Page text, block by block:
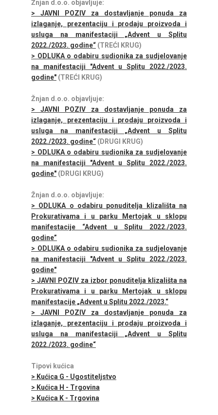
Žnjan d.o.o. objavljuje:
> JAVNI POZIV za dostavljanje ponuda za
izlaganje, prezentaciju i prodaju proizvoda i
usluga na manifestaciji „Advent u Splitu
2022./2023. godine“ (TREĆI KRUG)
> ODLUKA o odabiru sudionika za sudjelovanje
na manifestaciji "Advent u Splitu 2022./2023.
godine" (TREĆI KRUG)
Žnjan d.o.o. objavljuje:
> JAVNI POZIV za dostavljanje ponuda za
izlaganje, prezentaciju i prodaju proizvoda i
usluga na manifestaciji „Advent u Splitu
2022./2023. godine“ (DRUGI KRUG)
> ODLUKA o odabiru sudionika za sudjelovanje
na manifestaciji "Advent u Splitu 2022./2023.
godine" (DRUGI KRUG)
Žnjan d.o.o. objavljuje:
> ODLUKA o odabiru ponuditelja klizališta na
Prokurativama i u parku Mertojak u sklopu
manifestacije “Advent u Splitu 2022./2023.
godine”
> ODLUKA o odabiru sudionika za sudjelovanje
na manifestaciji "Advent u Splitu 2022./2023.
godine"
> JAVNI POZIV za izbor ponuditelja klizališta na
Prokurativama i u parku Mertojak u sklopu
manifestacije „Advent u Splitu 2022./2023.“
> JAVNI POZIV za dostavljanje ponuda za
izlaganje, prezentaciju i prodaju proizvoda i
usluga na manifestaciji „Advent u Splitu
2022./2023. godine“
Tipovi kućica
> Kućica G - Ugostiteljstvo
> Kućica H - Trgovina
> Kućica K - Trgovina